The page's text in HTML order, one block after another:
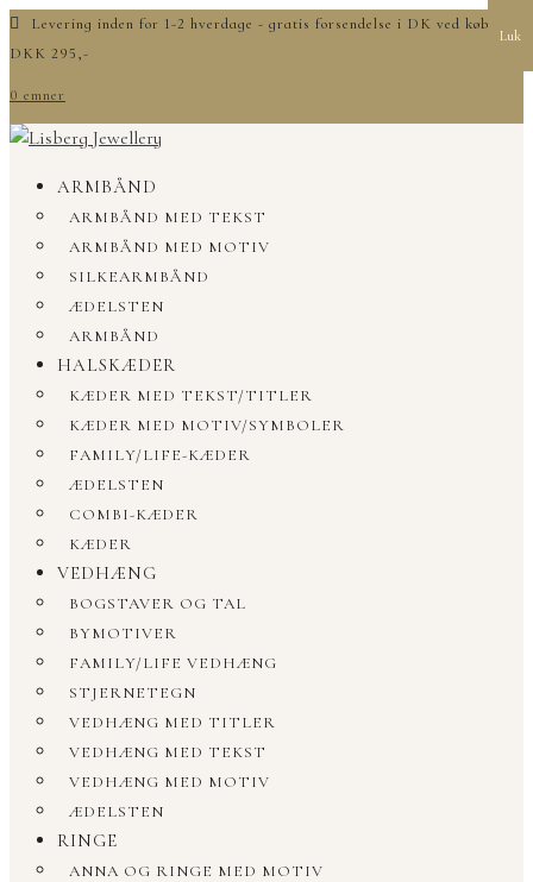
Levering inden for 1-2 hverdage - gratis forsendelse i DK ved køb over
DKK 295,-
0 emner
ARMBÅND
ARMBÅND MED TEKST
ARMBÅND MED MOTIV
SILKEARMBÅND
ÆDELSTEN
ARMBÅND
HALSKÆDER
KÆDER MED TEKST/TITLER
KÆDER MED MOTIV/SYMBOLER
FAMILY/LIFE-KÆDER
ÆDELSTEN
COMBI-KÆDER
KÆDER
VEDHÆNG
BOGSTAVER OG TAL
BYMOTIVER
FAMILY/LIFE VEDHÆNG
STJERNETEGN
VEDHÆNG MED TITLER
VEDHÆNG MED TEKST
VEDHÆNG MED MOTIV
ÆDELSTEN
RINGE
ANNA OG RINGE MED MOTIV
Luk